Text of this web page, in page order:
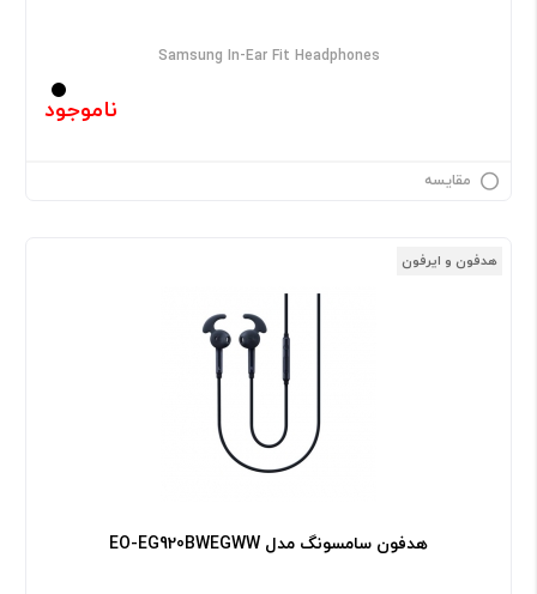
Samsung In-Ear Fit Headphones
ناموجود
مقایسه
هدفون و ایرفون
هدفون سامسونگ مدل EO-EG920BWEGWW